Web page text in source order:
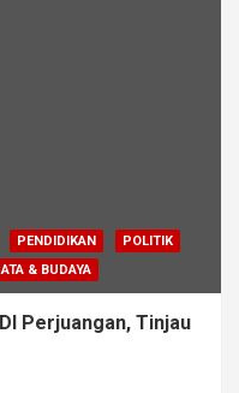
PENDIDIKAN
POLITIK
& BUDAYA
Perjuangan, Tinjau